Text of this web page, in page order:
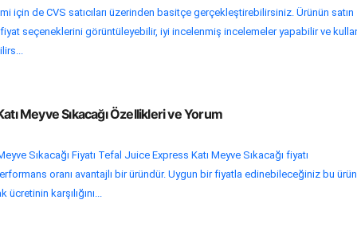
için de CVS satıcıları üzerinden basitçe gerçekleştirebilirsiniz. Ürünün satın
seçeneklerini görüntüleyebilir, iyi incelenmiş incelemeler yapabilir ve
Meyve Sıkacağı Özellikleri ve Yorum
Sıkacağı Fiyatı Tefal Juice Express Katı Meyve Sıkacağı fiyatı
oranı avantajlı bir üründür. Uygun bir fiyatla edinebileceğiniz bu
karşılığını...